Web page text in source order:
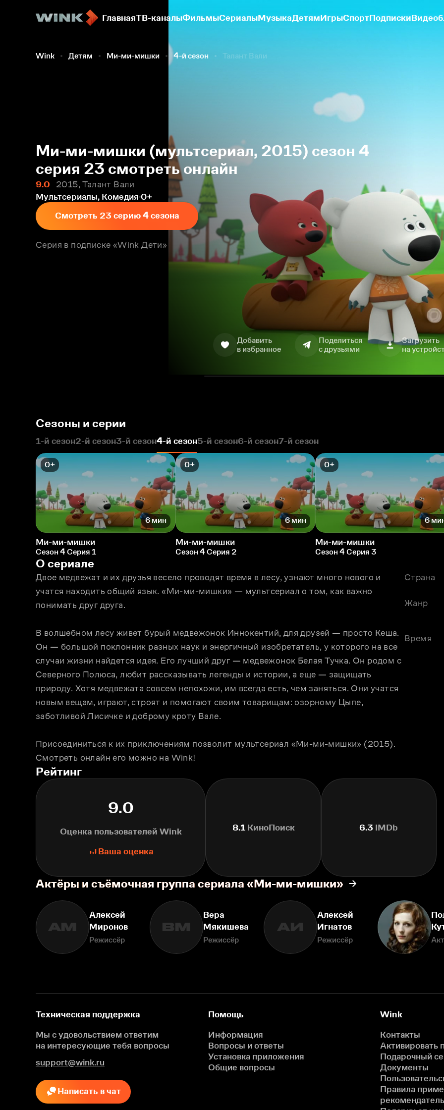
ГлавнаяТВ-каналыФильмыСериалыМузыкаДетямИгрыСпортПодписки
Wink Детям Ми-ми-мишки 4-й сезон Талант Вали
Ми-ми-мишки (мультсериал, 2015) сезон 4
серия 23 смотреть онлайн
9.0
2015, Талант Вали
Мультсериалы, Комедия 0+
Смотреть 23 серию 4 сезона
Серия в подписке «Wink Дети»
Добавить
в избранное
Поделиться
с друзьями
Загрузить
на
Сезоны и серии
1-й сезон2-й сезон3-й сезон4-й сезон5-й сезон6-й сезон7-й сезон
0+
6 мин
Ми-ми-мишки
Сезон 4 Серия 1
0+
6 мин
Ми-ми-мишки
Сезон 4 Серия 2
0+
6
Ми-ми-мишки
Сезон 4 Серия 3
О сериале
Двое медвежат и их друзья весело проводят время в лесу, узнают много нового и
учатся находить общий язык. «Ми-ми-мишки» — мультсериал о том, как важно
понимать друг друга.
В волшебном лесу живет бурый медвежонок Иннокентий, для друзей — просто Кеша.
Он — большой поклонник разных наук и энергичный изобретатель, у которого на все
случаи жизни найдется идея. Его лучший друг — медвежонок Белая Тучка. Он родом с
Северного Полюса, любит рассказывать легенды и истории, а еще — защищать
природу. Хотя медвежата совсем непохожи, им всегда есть, чем заняться. Они учатся
новым вещам, играют, строят и помогают своим товарищам: озорному Цыпе,
заботливой Лисичке и доброму кроту Вале.
Присоединиться к их приключениям позволит мультсериал «Ми-ми-мишки» (2015).
Смотреть онлайн его можно на Wink!
Страна
Жанр
Время
Рейтинг
9.0
Оценка пользователей Wink
Ваша оценка
8.1КиноПоиск 6.3 IMDb
Актёры и съёмочная группа сериала «Ми-ми-мишки»
АМ
Алексей
Миронов
Режиссёр
ВМ
Вера
Мякишева
Режиссёр
АИ
Алексей
Игнатов
Режиссёр
Техническая поддержка
Мы с удовольствием ответим
на интересующие тебя вопросы
support@wink.ru
Написать в чат
Помощь
Информация
Вопросы и ответы
Установка приложения
Общие вопросы
Wink
Контакты
Активировать
Подарочный
Документы
Правила